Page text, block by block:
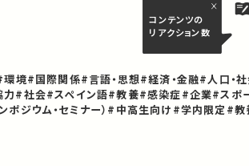
コンテンツの
リアクション数
環境#国際関係#言語・思想#経済・金融#人口・
#社会#スペイン語#教養#感染症#企業#スポ
ポジウム・セミナー） #中高生向け #学内限定#教